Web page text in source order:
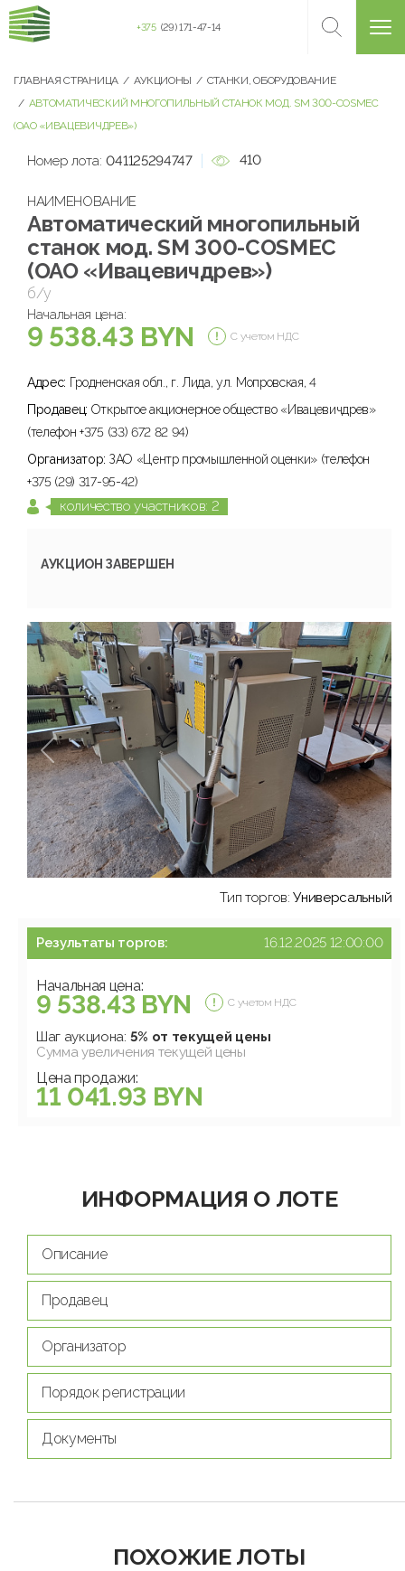
+375 (29) 171-47-14
ГЛАВНАЯ СТРАНИЦА АУКЦИОНЫ
СТАНКИ, ОБОРУДОВАНИЕ
АВТОМАТИЧЕСКИЙ МНОГОПИЛЬНЫЙ СТАНОК МОД. SM 300-COSMEC
(ОАО «ИВАЦЕВИЧДРЕВ»)
Номер лота: 041125294747 410
НАИМЕНОВАНИЕ
Автоматический многопильный
станок мод. SM 300-COSMEC
(ОАО «Ивацевичдрев»)
б/у
Начальная цена:
9 538.43 BYN С учетом НДС
Адрес: Гродненская обл., г. Лида, ул. Мопровская, 4
Продавец: Открытое акционерное общество «Ивацевичдрев»
(телефон +375 (33) 672 82 94)
Организатор: ЗАО «Центр промышленной оценки» (телефон
+375 (29) 317-95-42)
количество участников: 2
АУКЦИОН ЗАВЕРШЕН
Тип торгов:Универсальный
Результаты торгов: 16.12.2025 12:00:00
Начальная цена:
9 538.43 BYN С учетом НДС
Шаг аукциона: 5% от текущей цены
Сумма увеличения текущей цены
Цена продажи:
11 041.93 BYN
ИНФОРМАЦИЯ О ЛОТЕ
Описание
Продавец
Организатор
Порядок регистрации
Документы
ПОХОЖИЕ ЛОТЫ